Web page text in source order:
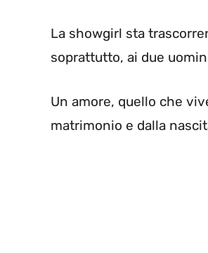
La showgirl sta
soprattutto, ai due
Un amore, quello che
matrimonio e dalla